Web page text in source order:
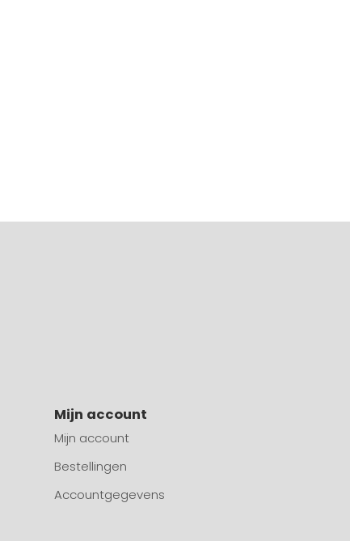
Mijn account
Mijn account
Bestellingen
Accountgegevens